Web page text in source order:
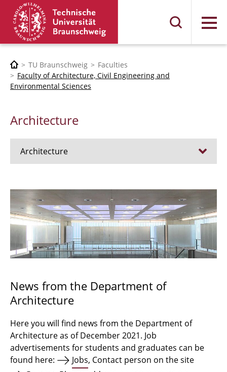
Menu
TU Braunschweig
Faculties
Faculty of Architecture, Civil Engineering and
Environmental Sciences
Architecture
Architecture
Admission procedure 2024
Bachelor Architecture
Bachelor Architecture+
Qualification profile
Semester Programme
Internationales
News from the Department of
Architecture
Here you will find news from the Department of
Architecture as of December 2021. Job
advertisements for students and graduates can be
found here:
Jobs, Contact person on the site